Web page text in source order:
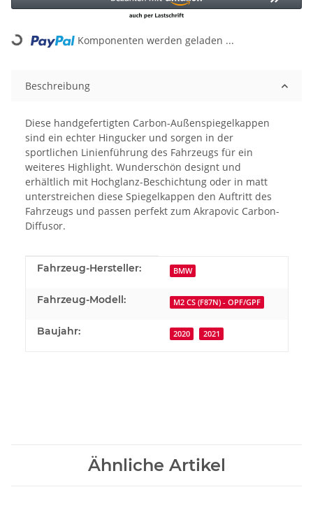
Loading... Komponenten werden geladen ...
Beschreibung
Diese handgefertigten Carbon-Außenspiegelkappen
sind ein echter Hingucker und sorgen in der
sportlichen Linienführung des Fahrzeugs für ein
weiteres Highlight. Wunderschön designt und
erhältlich mit Hochglanz-Beschichtung oder in matt
unterstreichen diese Spiegelkappen den Auftritt des
Fahrzeugs und passen perfekt zum Akrapovic Carbon-
Diffusor.
Produkteigenschaft
Wert
Fahrzeug-Hersteller: BMW
Fahrzeug-Modell: M2 CS (F87N) - OPF/GPF
Baujahr: 2020 2021
Ähnliche Artikel